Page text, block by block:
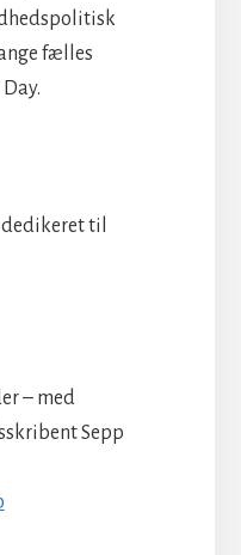
fælles
til
– med
Sepp